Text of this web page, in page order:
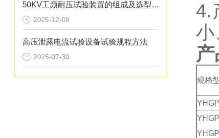
50KV工频耐压试验装置的组成及选型方法
2025-12-08
高压泄露电流试验设备试验规程方法
2025-07-30
4.
小
规格